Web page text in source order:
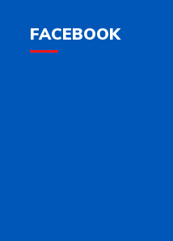
FACEBOOK